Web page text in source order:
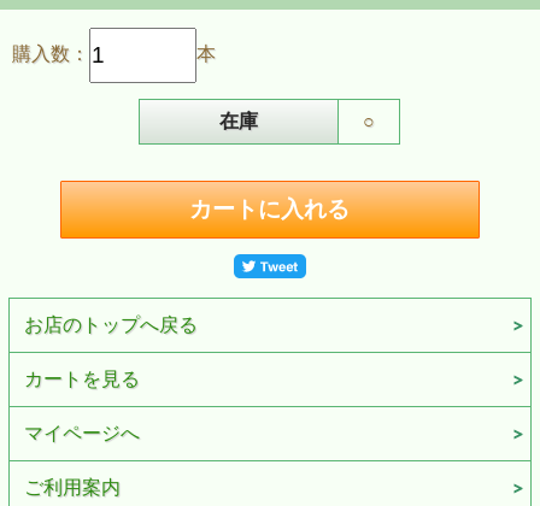
購入数： 本
在庫 ○
お店のトップへ戻る
カートを見る
マイページへ
ご利用案内